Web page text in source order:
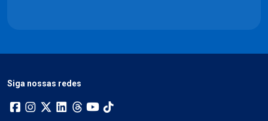
Siga nossas redes